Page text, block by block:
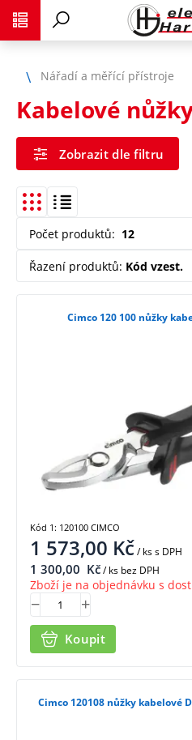
Nářadí a měřící přístroje
Kabelové
Zobrazit dle filtru
Počet produktů: 12
Řazení produktů: Kód vzest.
Cimco 120 100 nůžky
1 573,00 Kč/ kss DPH
1 300,00 Kč/ ks bez DPH
Zboží je na objednávku s
Koupit
Kód 1: 120100 CIMCO